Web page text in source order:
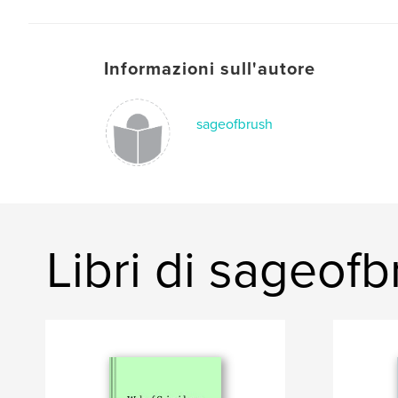
Informazioni sull'autore
sageofbrush
Libri di